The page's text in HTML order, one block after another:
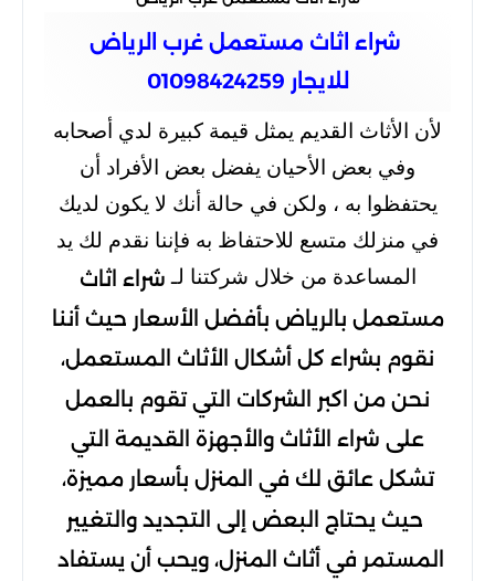
شراء اثاث مستعمل غرب الرياض
للايجار 01098424259
لأن الأثاث القديم يمثل قيمة كبيرة لدي أصحابه
وفي بعض الأحيان يفضل بعض الأفراد أن
يحتفظوا به ، ولكن في حالة أنك لا يكون لديك
في منزلك متسع للاحتفاظ به فإننا نقدم لك يد
المساعدة من خلال شركتنا لـ شراء اثاث
مستعمل بالرياض بأفضل الأسعار حيث أننا
نقوم بشراء كل أشكال الأثاث المستعمل،
نحن من اكبر الشركات التي تقوم بالعمل
على شراء الأثاث والأجهزة القديمة التي
تشكل عائق لك في المنزل بأسعار مميزة،
حيث يحتاج البعض إلى التجديد والتغيير
المستمر في أثاث المنزل، ويحب أن يستفاد